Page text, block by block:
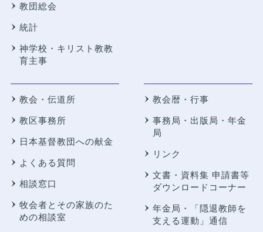
教団総会
統計
神学校・キリスト教教
育主事
教会・伝道所
教区事務所
日本基督教団への献金
よくある質問
相談窓口
牧会者とその家族のた
めの相談室
教会暦・行事
事務局・出版局・年金
局
リンク
文書・資料集 申請書等
ダウンロードコーナー
年金局・
「隠退教師を
支える運動」通信